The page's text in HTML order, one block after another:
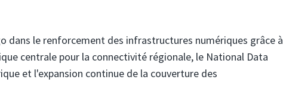
dans le renforcement des infrastructures numériques grâce à
centrale pour la connectivité régionale, le National Data
et l'expansion continue de la couverture des